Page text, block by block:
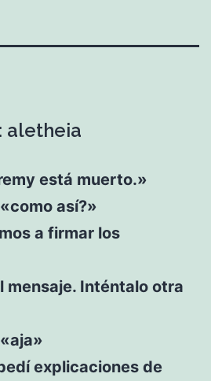
aletheia
está muerto.»
así?»
a firmar los
mensaje. Inténtalo otra
explicaciones de